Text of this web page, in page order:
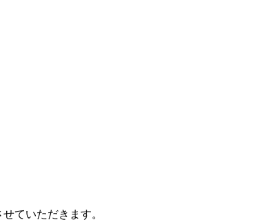
ていただきます。